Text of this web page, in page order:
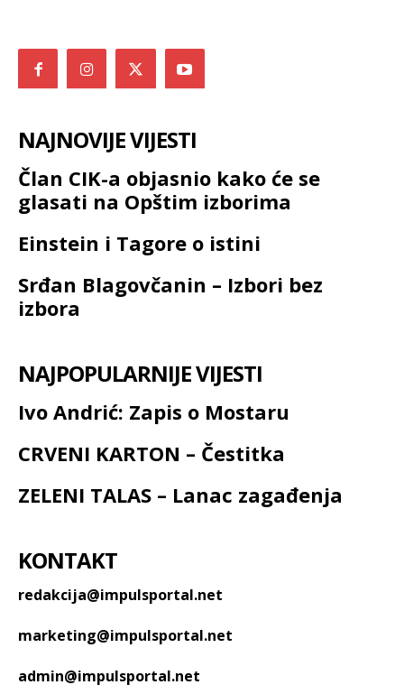
NAJNOVIJE VIJESTI
Član CIK-a objasnio kako će se
glasati na Opštim izborima
Einstein i Tagore o istini
Srđan Blagovčanin – Izbori bez
izbora
NAJPOPULARNIJE VIJESTI
Ivo Andrić: Zapis o Mostaru
CRVENI KARTON – Čestitka
ZELENI TALAS – Lanac zagađenja
KONTAKT
redakcija@impulsportal.net
marketing@impulsportal.net
admin@impulsportal.net